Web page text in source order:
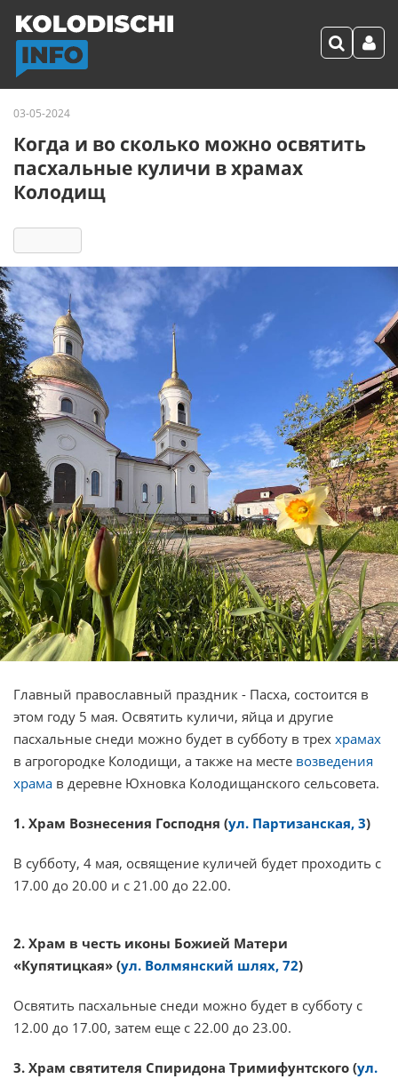
03-05-2024
Когда и во сколько можно освятить
пасхальные куличи в храмах
Колодищ
Главный православный праздник - Пасха, состоится в
этом году 5 мая. Освятить куличи, яйца и другие
пасхальные снеди можно будет в субботу в трех храмах
в агрогородке Колодищи, а также на месте возведения
храма в деревне Юхновка Колодищанского сельсовета.
1. Храм Вознесения Господня (ул. Партизанская, 3)
В субботу, 4 мая, освящение куличей будет проходить с
17.00 до 20.00 и с 21.00 до 22.00.
2. Храм в честь иконы Божией Матери
«Купятицкая» (ул. Волмянский шлях, 72)
Освятить пасхальные снеди можно будет в субботу с
12.00 до 17.00, затем еще с 22.00 до 23.00.
3. Храм святителя Спиридона Тримифунтского (ул.